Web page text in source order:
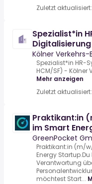
Zuletzt
Spezialist*in
Digitalisierung
Kölner Verkehrs-
Spezialist*in HR-
HCM/SF) - Kölner
Mehr anzeigen
Zuletzt
Praktikant:in
im Smart
GreenPocket
Praktikant:in (m/
Energy
Verantwortung
möchtest Start...